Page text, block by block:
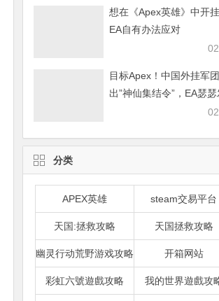
想在《Apex英雄》中开
EA自有办法应对
目标Apex！中国外挂军
出”神仙集结令”，EA瑟瑟
分类
APEX英雄 steam交易平台
天国:拯救攻略 天国拯救攻略
幽灵行动荒野游戏攻略 开箱网站
彩虹六號遊戲攻略 我的世界遊戲攻